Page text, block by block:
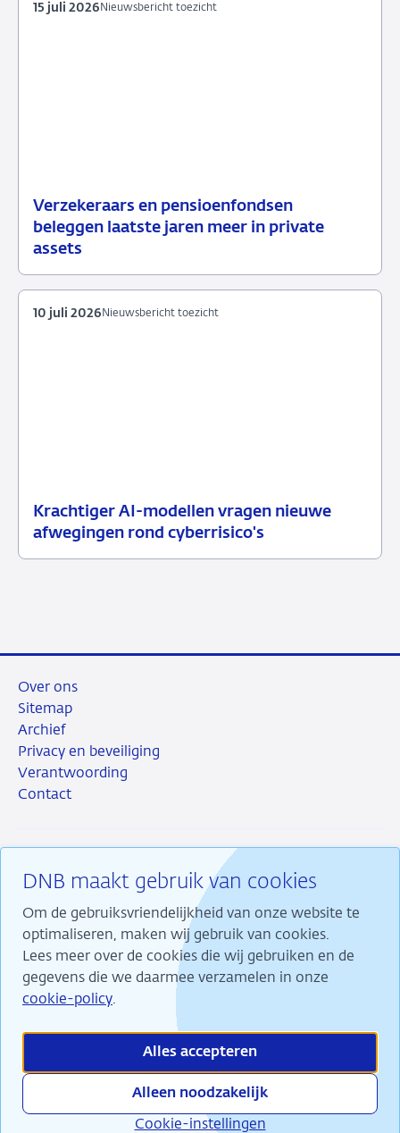
Verzekeraars en pensioenfondsen
beleggen laatste jaren meer in private
assets
15
juli
Nieuwsbericht
toezicht
Nieuwsbericht toezicht
15 juli 2026
Krachtiger AI-modellen vragen nieuwe
afwegingen rond cyberrisico's
10
Nieuwsbericht
Nieuwsbericht toezicht
10 juli 2026
DNB maakt gebruik van cookies
Om de gebruiksvriendelijkheid van onze website te
optimaliseren, maken wij gebruik van cookies.
Lees meer over de cookies die wij gebruiken en de
gegevens die we daarmee verzamelen in onze
cookie-policy.
Alles accepteren
Alleen noodzakelijk
Cookie-instellingen
Over ons
Sitemap
Archief
Privacy en beveiliging
Verantwoording
Contact
RSS InstagramLinkedin
X
Wij maken ons sterk voor financiële stabiliteit en
dragen daarmee bij aan duurzame welvaart in